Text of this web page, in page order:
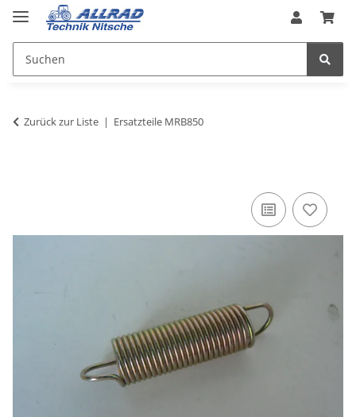
Zurück zur Liste Ersatzteile MRB850